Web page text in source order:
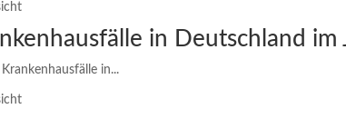
in Deutschland im
in...